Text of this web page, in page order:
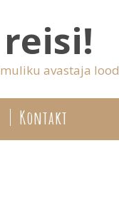
avastaja lood
Kontakt